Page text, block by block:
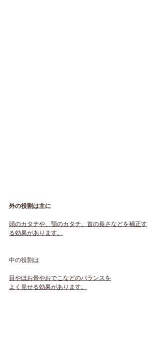
外の役割は主に
頭のカタチや、顎のカタチ、首の長さなどを補正す
る効果があります。
中の役割は
目やほお骨やおでこなどのバランスを
よく見せる効果があります。